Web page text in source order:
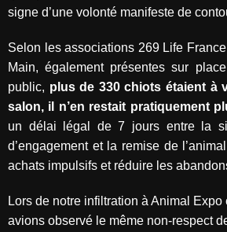
signe d’une volonté manifeste de
Selon les associations 269 Life
Main, également présentes sur
public, plus de 330 chiots étaient à
salon, il n’en restait pratiquement
un délai légal de 7 jours entre la
d’engagement et la remise de
achats impulsifs et réduire les
Lors de notre infiltration à Animal Expo
avions observé le même non-respect